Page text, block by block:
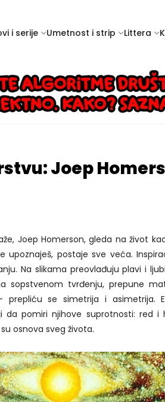
i serije Umetnost i strip Littera
Joep
Joep Homerson, gleda na život
upoznaješ, postaje sve veća.
Na slikama preovlađuju plavi i
sopstvenom tvrđenju, prepune
se simetrija i asimetrija.
da pomiri njihove suprotnosti: red i
osnova sveg života.